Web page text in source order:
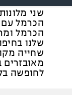
שני
הכרמל עם
הכרמל
שלנו
שחייה
לחופשה